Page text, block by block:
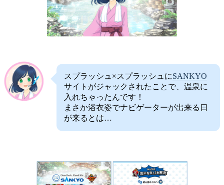
スプラッシュ×スプラッシュにSANKYO
サイトがジャックされたことで、温泉に
入れちゃったんです！
まさか浴衣姿でナビゲーターが出来る日
が来るとは…